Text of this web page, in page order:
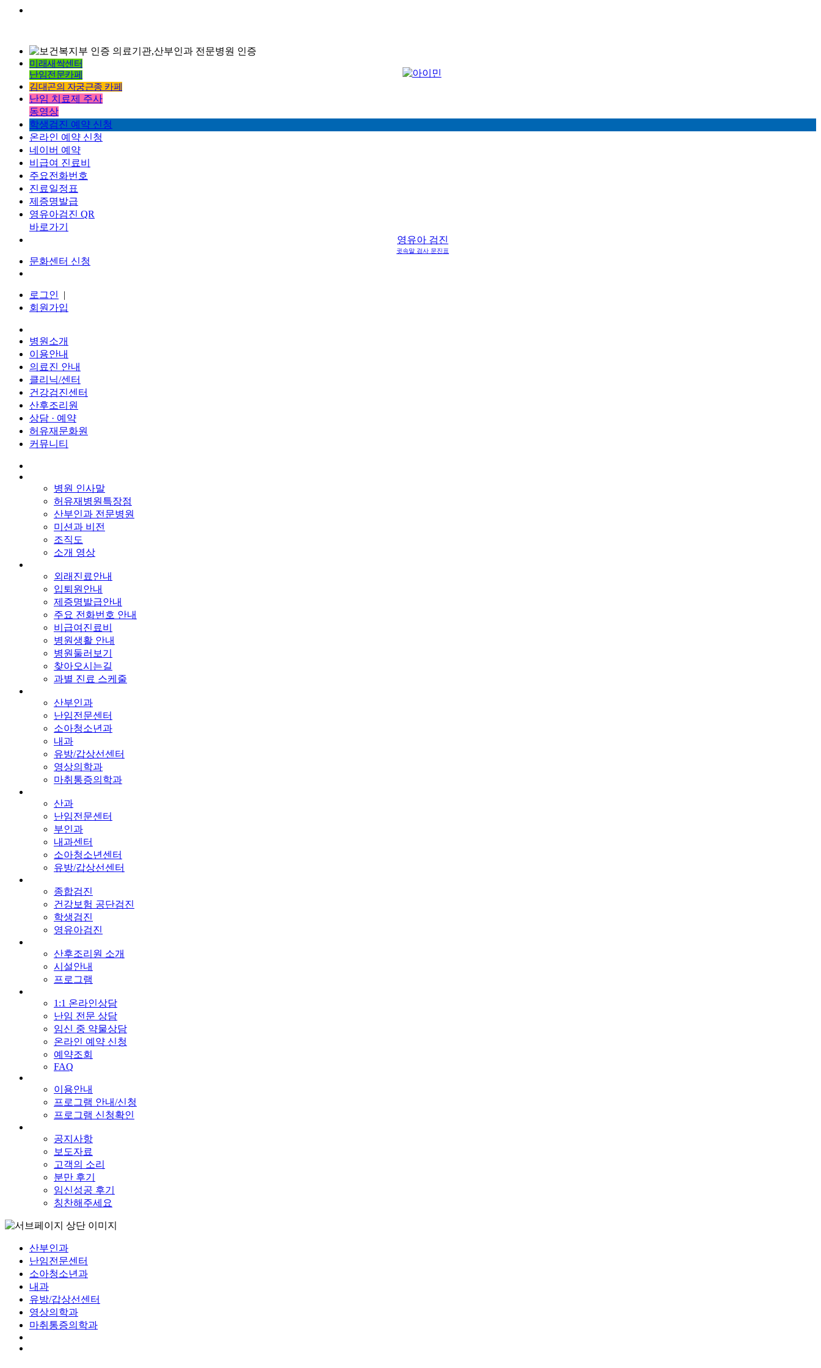
미래새싹센터
난임전문카페
김대곤의 자궁근종 카페
난임 치료제 주사
동영상
학생검진 예약 신청
온라인 예약 신청
네이버 예약
비급여 진료비
주요전화번호
진료일정표
제증명발급
영유아검진 QR
바로가기
영유아 검진
귓속말 검사 문진표
문화센터 신청
로그인
|
회원가입
병원소개
이용안내
의료진 안내
클리닉/센터
건강검진센터
산후조리원
상담 · 예약
허유재문화원
커뮤니티
병원 인사말
허유재병원특장점
산부인과 전문병원
미션과 비전
조직도
소개 영상
외래진료안내
입퇴원안내
제증명발급안내
주요 전화번호 안내
비급여진료비
병원생활 안내
병원둘러보기
찾아오시는길
과별 진료 스케줄
산부인과
난임전문센터
소아청소년과
내과
유방/갑상선센터
영상의학과
마취통증의학과
산과
난임전문센터
부인과
내과센터
소아청소년센터
유방/갑상선센터
종합검진
건강보험 공단검진
학생검진
영유아검진
산후조리원 소개
시설안내
프로그램
1:1 온라인상담
난임 전문 상담
임신 중 약물상담
온라인 예약 신청
예약조회
FAQ
이용안내
프로그램 안내/신청
프로그램 신청확인
공지사항
보도자료
고객의 소리
분만 후기
임신성공 후기
칭찬해주세요
산부인과
난임전문센터
소아청소년과
내과
유방/갑상선센터
영상의학과
마취통증의학과